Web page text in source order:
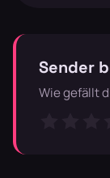
Sender
Wie gefällt